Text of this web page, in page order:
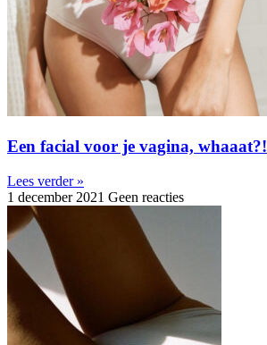
Een facial voor je vagina, whaaat?!
Lees verder »
1 december 2021 Geen reacties